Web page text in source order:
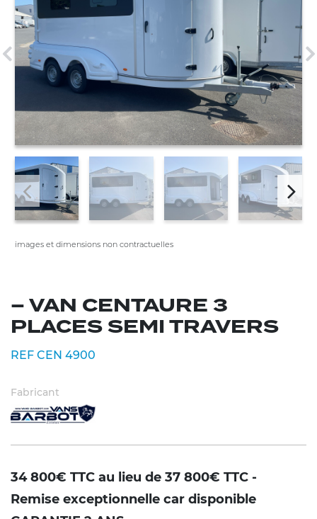
images et dimensions non contractuelles
– VAN CENTAURE 3
PLACES SEMI TRAVERS
REF CEN 4900
Fabricant
34 800€ TTC au lieu de 37 800€ TTC -
Remise exceptionnelle car disponible